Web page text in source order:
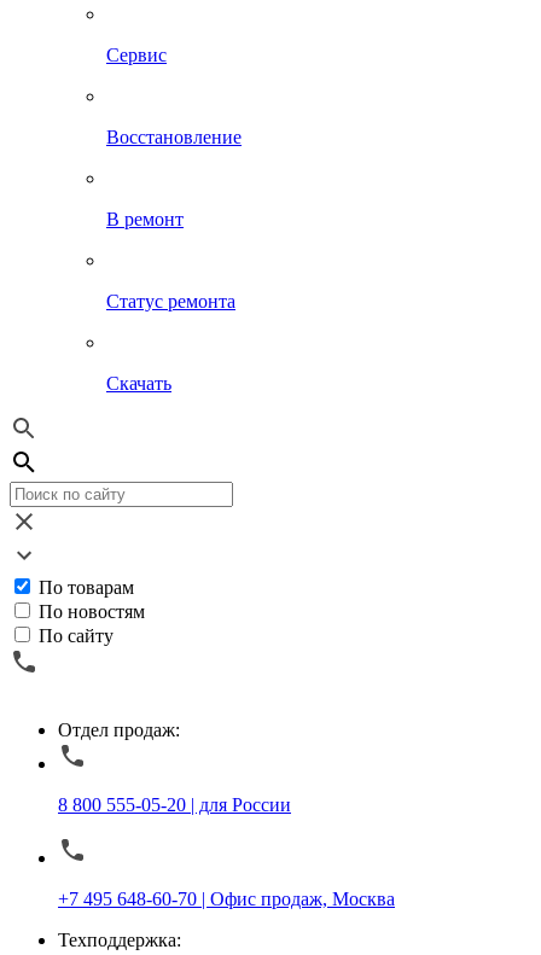
Сервис
Восстановление
В ремонт
Статус ремонта
Скачать
По товарам
По новостям
По сайту
Отдел продаж:
8 800 555-05-20 | для России
+7 495 648-60-70 | Офис продаж, Москва
Техподдержка: